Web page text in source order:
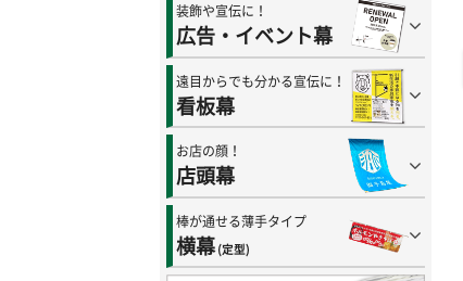
装飾や宣伝に！
広告・イベント幕
遠目からでも分かる宣伝に！
看板幕
お店の顔！
店頭幕
棒が通せる薄手タイプ
横幕(定型)